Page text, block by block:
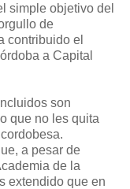
simple objetivo del
de
contribuido el
a Capital
son
que no les quita
a pesar de
de la
extendido que en